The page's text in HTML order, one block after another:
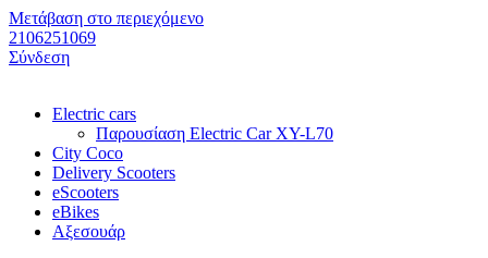
Μετάβαση στο περιεχόμενο
2106251069​
Σύνδεση
Electric cars
Παρουσίαση Electric Car XY-L70
City Coco
Delivery Scooters
eScooters
eBikes
Αξεσουάρ